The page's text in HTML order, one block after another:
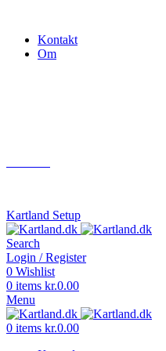
Kontakt
Om
Kartland Setup
Search
Login / Register
0 Wishlist
0 items kr.0.00
Menu
0 items kr.0.00